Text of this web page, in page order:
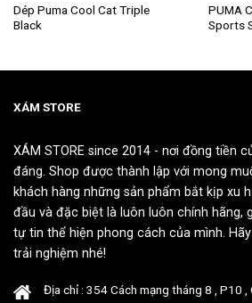
Dép Puma Cool Cat Triple
Black
Sản
phẩm
biến
Các
tùy
chọn
có
thể
được
chọn
trang
PUMA
Sports
Sản
phẩm
tùy
chọn
có
thể
được
trang
XÁM STORE
XÁM STORE since 2014 - nơi đồng tiền
đáng. Shop được thành lập với mong
khách hàng những sản phẩm bắt kịp xu
đầu và đặc biệt là luôn luôn chính hãng,
tự tin thể hiện phong cách của mình.
trải nghiệm nhé!
Địa chỉ : 354 Cách mạng tháng 8 , P10 ,